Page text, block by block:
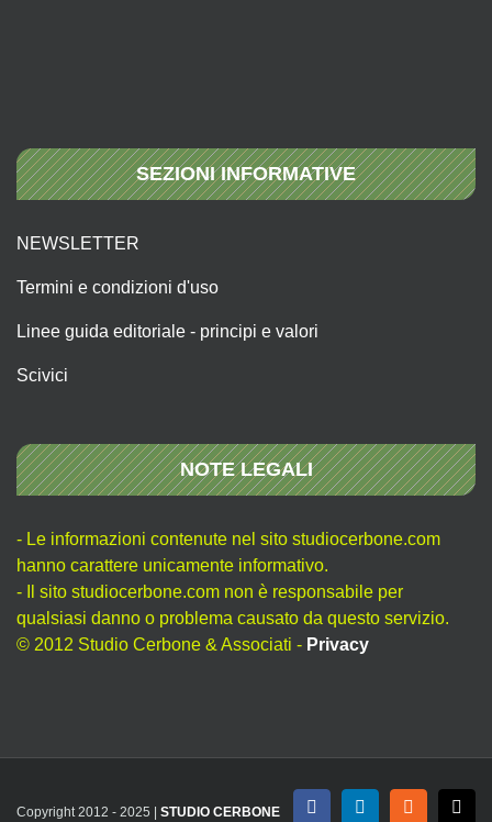
SEZIONI INFORMATIVE
NEWSLETTER
Termini e condizioni d'uso
Linee guida editoriale - principi e valori
Scivici
NOTE LEGALI
- Le informazioni contenute nel sito studiocerbone.com
hanno carattere unicamente informativo.
- Il sito studiocerbone.com non è responsabile per
qualsiasi danno o problema causato da questo servizio.
© 2012 Studio Cerbone & Associati - Privacy
Copyright 2012 - 2025 | STUDIO CERBONE FacebookLinkedInRss X